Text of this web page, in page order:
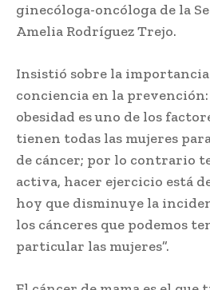
ginecóloga-oncóloga de la
Amelia Rodríguez Trejo.
Insistió sobre la importancia
conciencia en la prevención:
obesidad es uno de los
tienen todas las mujeres
de cáncer; por lo contrario
activa, hacer ejercicio está
hoy que disminuye la
los cánceres que podemos
particular las mujeres”.